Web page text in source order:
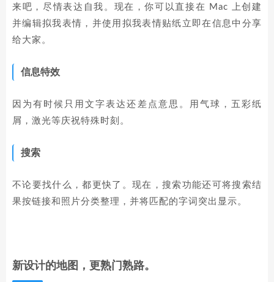
来吧，尽情表达自我。现在，你可以直接在 Mac 上创建
并编辑拟我表情，并使用拟我表情贴纸立即在信息中分享
给大家。
信息特效
因为有时候只用文字表达还差点意思。用气球，五彩纸
屑，激光等庆祝特殊时刻。
搜索
不论要找什么，都更快了。现在，搜索功能还可将搜索结
果按链接和照片分类整理，并将匹配的字词突出显示。
新设计的地图，更熟门熟路。